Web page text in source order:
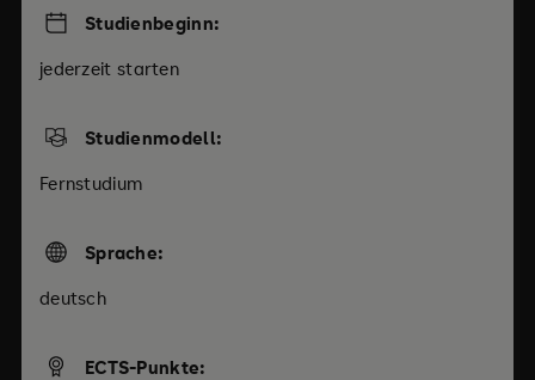
Studienbeginn:
jederzeit starten
Studienmodell:
Fernstudium
Sprache:
deutsch
ECTS-Punkte: